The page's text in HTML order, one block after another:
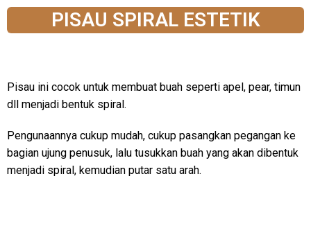
PISAU SPIRAL ESTETIK
Pisau ini cocok untuk membuat buah seperti apel, pear, timun
dll menjadi bentuk spiral.
Pengunaannya cukup mudah, cukup pasangkan pegangan ke
bagian ujung penusuk, lalu tusukkan buah yang akan dibentuk
menjadi spiral, kemudian putar satu arah.